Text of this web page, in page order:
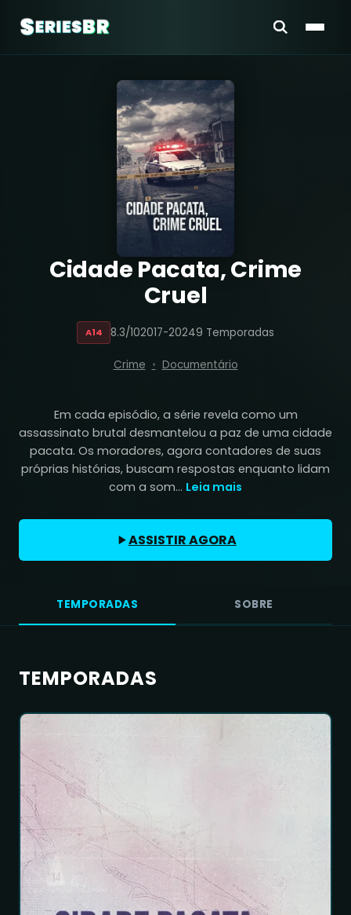
Cidade Pacata, Crime
Cruel
A14 8.3/102017-20249 Temporadas
Crime Documentário
Em cada episódio, a série revela como um
assassinato brutal desmantelou a paz de uma cidade
pacata. Os moradores, agora contadores de suas
próprias histórias, buscam respostas enquanto lidam
com a som... Leia mais
ASSISTIR AGORA
TEMPORADAS SOBRE
TEMPORADAS